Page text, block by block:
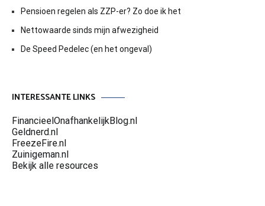
Pensioen regelen als ZZP-er? Zo doe ik het
Nettowaarde sinds mijn afwezigheid
De Speed Pedelec (en het ongeval)
INTERESSANTE LINKS
FinancieelOnafhankelijkBlog.nl
Geldnerd.nl
FreezeFire.nl
Zuinigeman.nl
Bekijk alle resources